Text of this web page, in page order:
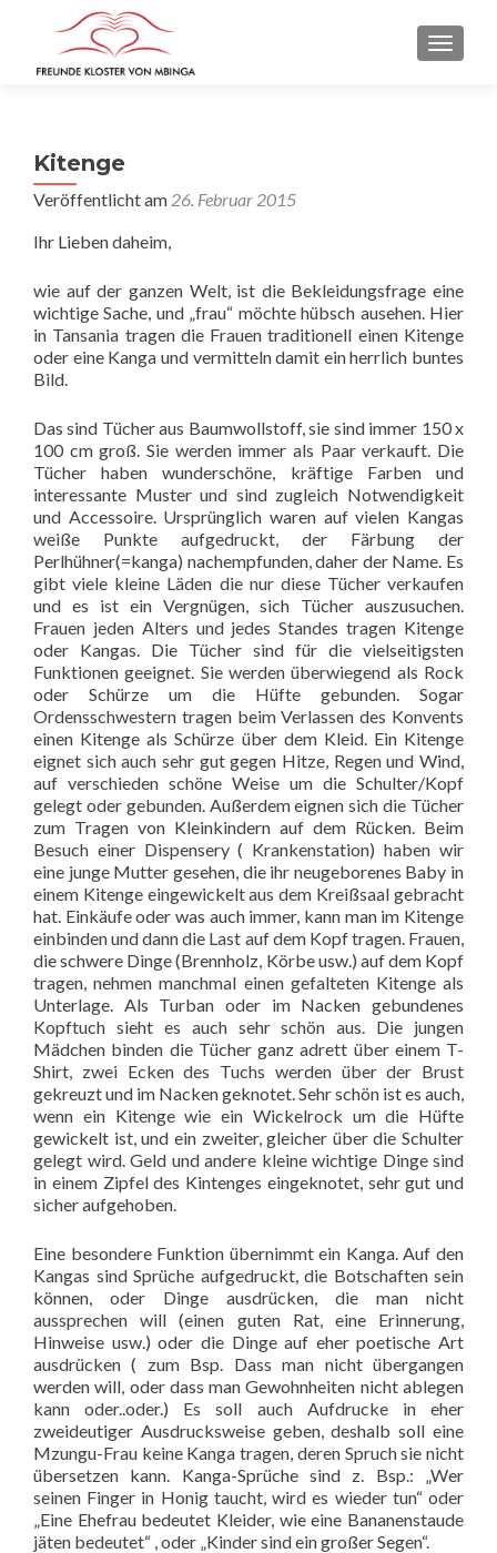
Kitenge
Veröffentlicht am 26. Februar 2015
Ihr Lieben daheim,
wie auf der ganzen Welt, ist die Bekleidungsfrage eine
wichtige Sache, und „frau“ möchte hübsch ausehen. Hier
in Tansania tragen die Frauen traditionell einen Kitenge
oder eine Kanga und vermitteln damit ein herrlich buntes
Bild.
Das sind Tücher aus Baumwollstoff, sie sind immer 150 x
100 cm groß. Sie werden immer als Paar verkauft. Die
Tücher haben wunderschöne, kräftige Farben und
interessante Muster und sind zugleich Notwendigkeit
und Accessoire. Ursprünglich waren auf vielen Kangas
weiße Punkte aufgedruckt, der Färbung der
Perlhühner(=kanga) nachempfunden, daher der Name. Es
gibt viele kleine Läden die nur diese Tücher verkaufen
und es ist ein Vergnügen, sich Tücher auszusuchen.
Frauen jeden Alters und jedes Standes tragen Kitenge
oder Kangas. Die Tücher sind für die vielseitigsten
Funktionen geeignet. Sie werden überwiegend als Rock
oder Schürze um die Hüfte gebunden. Sogar
Ordensschwestern tragen beim Verlassen des Konvents
einen Kitenge als Schürze über dem Kleid. Ein Kitenge
eignet sich auch sehr gut gegen Hitze, Regen und Wind,
auf verschieden schöne Weise um die Schulter/Kopf
gelegt oder gebunden. Außerdem eignen sich die Tücher
zum Tragen von Kleinkindern auf dem Rücken. Beim
Besuch einer Dispensery ( Krankenstation) haben wir
eine junge Mutter gesehen, die ihr neugeborenes Baby in
einem Kitenge eingewickelt aus dem Kreißsaal gebracht
hat. Einkäufe oder was auch immer, kann man im Kitenge
einbinden und dann die Last auf dem Kopf tragen. Frauen,
die schwere Dinge (Brennholz, Körbe usw.) auf dem Kopf
tragen, nehmen manchmal einen gefalteten Kitenge als
Unterlage. Als Turban oder im Nacken gebundenes
Kopftuch sieht es auch sehr schön aus. Die jungen
Mädchen binden die Tücher ganz adrett über einem T-
Shirt, zwei Ecken des Tuchs werden über der Brust
gekreuzt und im Nacken geknotet. Sehr schön ist es auch,
wenn ein Kitenge wie ein Wickelrock um die Hüfte
gewickelt ist, und ein zweiter, gleicher über die Schulter
gelegt wird. Geld und andere kleine wichtige Dinge sind
in einem Zipfel des Kintenges eingeknotet, sehr gut und
sicher aufgehoben.
Eine besondere Funktion übernimmt ein Kanga. Auf den
Kangas sind Sprüche aufgedruckt, die Botschaften sein
können, oder Dinge ausdrücken, die man nicht
aussprechen will (einen guten Rat, eine Erinnerung,
Hinweise usw.) oder die Dinge auf eher poetische Art
ausdrücken ( zum Bsp. Dass man nicht übergangen
werden will, oder dass man Gewohnheiten nicht ablegen
kann oder..oder.) Es soll auch Aufdrucke in eher
zweideutiger Ausdrucksweise geben, deshalb soll eine
Mzungu-Frau keine Kanga tragen, deren Spruch sie nicht
übersetzen kann. Kanga-Sprüche sind z. Bsp.: „Wer
seinen Finger in Honig taucht, wird es wieder tun“ oder
„Eine Ehefrau bedeutet Kleider, wie eine Bananenstaude
jäten bedeutet“ , oder „Kinder sind ein großer Segen“.